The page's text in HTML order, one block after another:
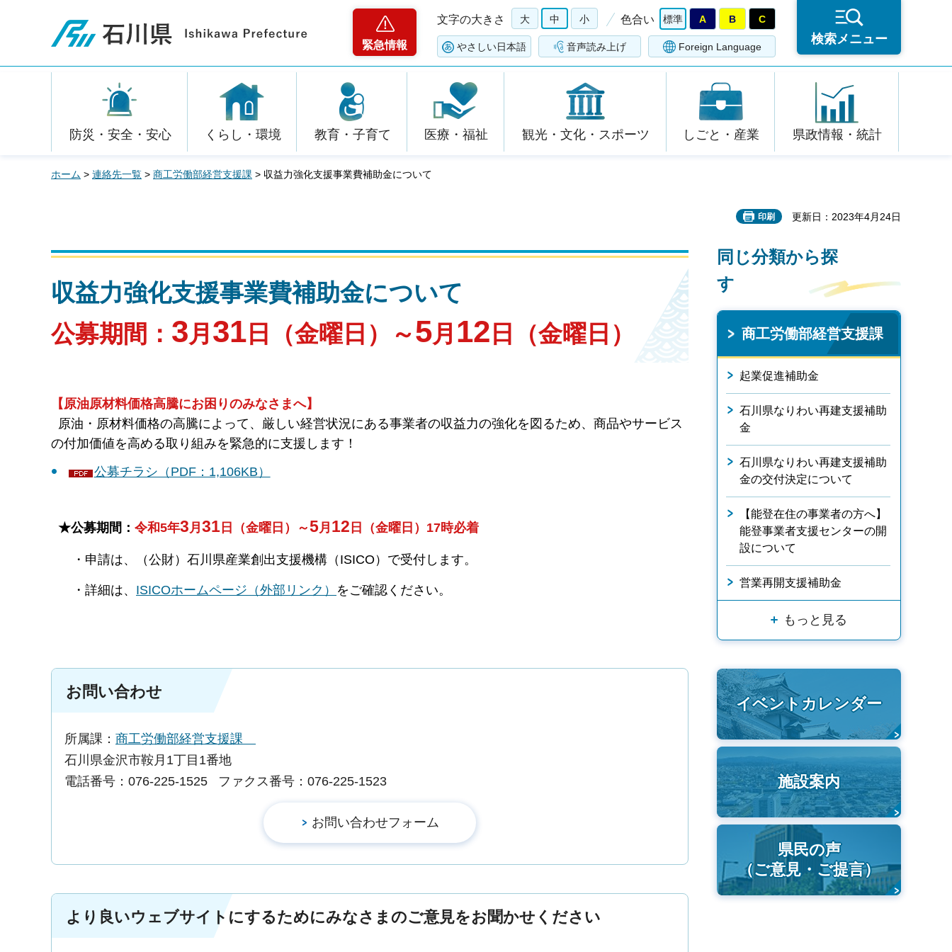
石川県
緊急情報
文字の大きさ 大 中 小 色合い 標準 A B C
やさしい日本語 音声読み上げ Foreign Language
検索メニュー
防災・安全・安心 くらし・環境 教育・子育て 医療・福祉 観光・文化・スポーツ しごと・産業 県政情報・統計
ホーム > 連絡先一覧 > 商工労働部経営支援課 > 収益力強化支援事業費補助金について
印刷 更新日：2023年4月24日
収益力強化支援事業費補助金について
公募期間： 3月 31 日（金曜日）～5月 12 日（金曜日）
【原油原材料価格高騰にお困りのみなさまへ】
原油・原材料価格の高騰によって、厳しい経営状況にある事業者の収益力の強化を図るため、商品やサービス
の付加価値を高める取り組みを緊急的に支援します！
公募チラシ（PDF：1,106KB）
★公募期間： 令和5年3 月 31 日（金曜日）～5月 12 日（金曜日）17時必着
・申請は、（公財）石川県産業創出支援機構（ISICO）で受付します。
・詳細は、 ISICOホームページ（外部リンク） をご確認ください。
お問い合わせ
所属課： 商工労働部経営支援課
石川県金沢市鞍月1丁目1番地
電話番号：076-225-1525
ファクス番号：076-225-1523
より良いウェブサイトにするためにみなさまのご意見をお聞かせください
同じ分類から探
す
商工労働部経営支援課
起業促進補助金
石川県なりわい再建支援補助
金
石川県なりわい再建支援補助
金の交付決定について
【能登在住の事業者の方へ】
能登事業者支援センターの開
設について
営業再開支援補助金
もっと見る
イベントカレンダー
施設案内
県民の声
（ご意見・ご提言）